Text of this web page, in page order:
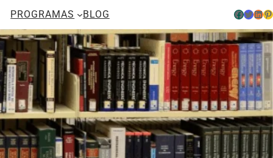
PROGRAMAS BLOG Facebook Twitter LinkedIn Pinterest